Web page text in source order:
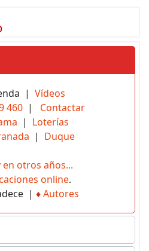
| Vídeos
460 | Contactar
| Loterías
| Duque
otros años...
online.
| ♦Autores